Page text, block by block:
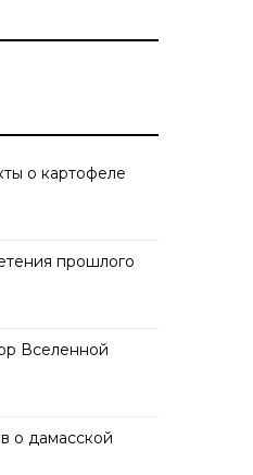
о картофеле
прошлого
Вселенной
о дамасской